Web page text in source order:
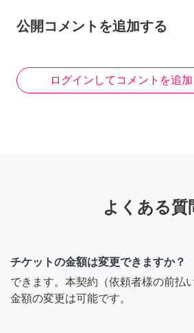
公開コメントを追加する
ログインしてコメントを追加
よくある質
チケットの金額は変更できますか？
できます。本契約（依頼者様の前払
金額の変更は可能です。